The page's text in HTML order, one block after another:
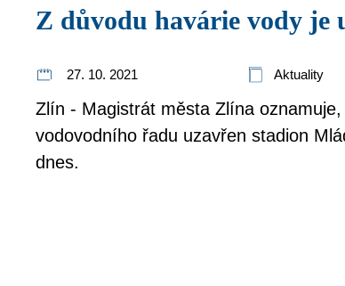
Z důvodu havárie vody
27. 10. 2021 Aktuality
Zlín - Magistrát města Zlína
vodovodního řadu uzavřen stadion
dnes.